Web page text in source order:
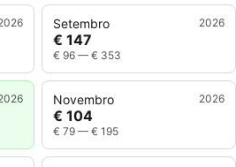
Setembro 2026
€ 147
€ 96 — € 353
Novembro 2026
€ 104
€ 79 — € 195